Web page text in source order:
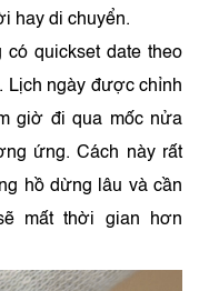
hay di chuyển.
có quickset date theo
Lịch ngày được chỉnh
giờ đi qua mốc nửa
ứng. Cách này rất
hồ dừng lâu và cần
mất thời gian hơn